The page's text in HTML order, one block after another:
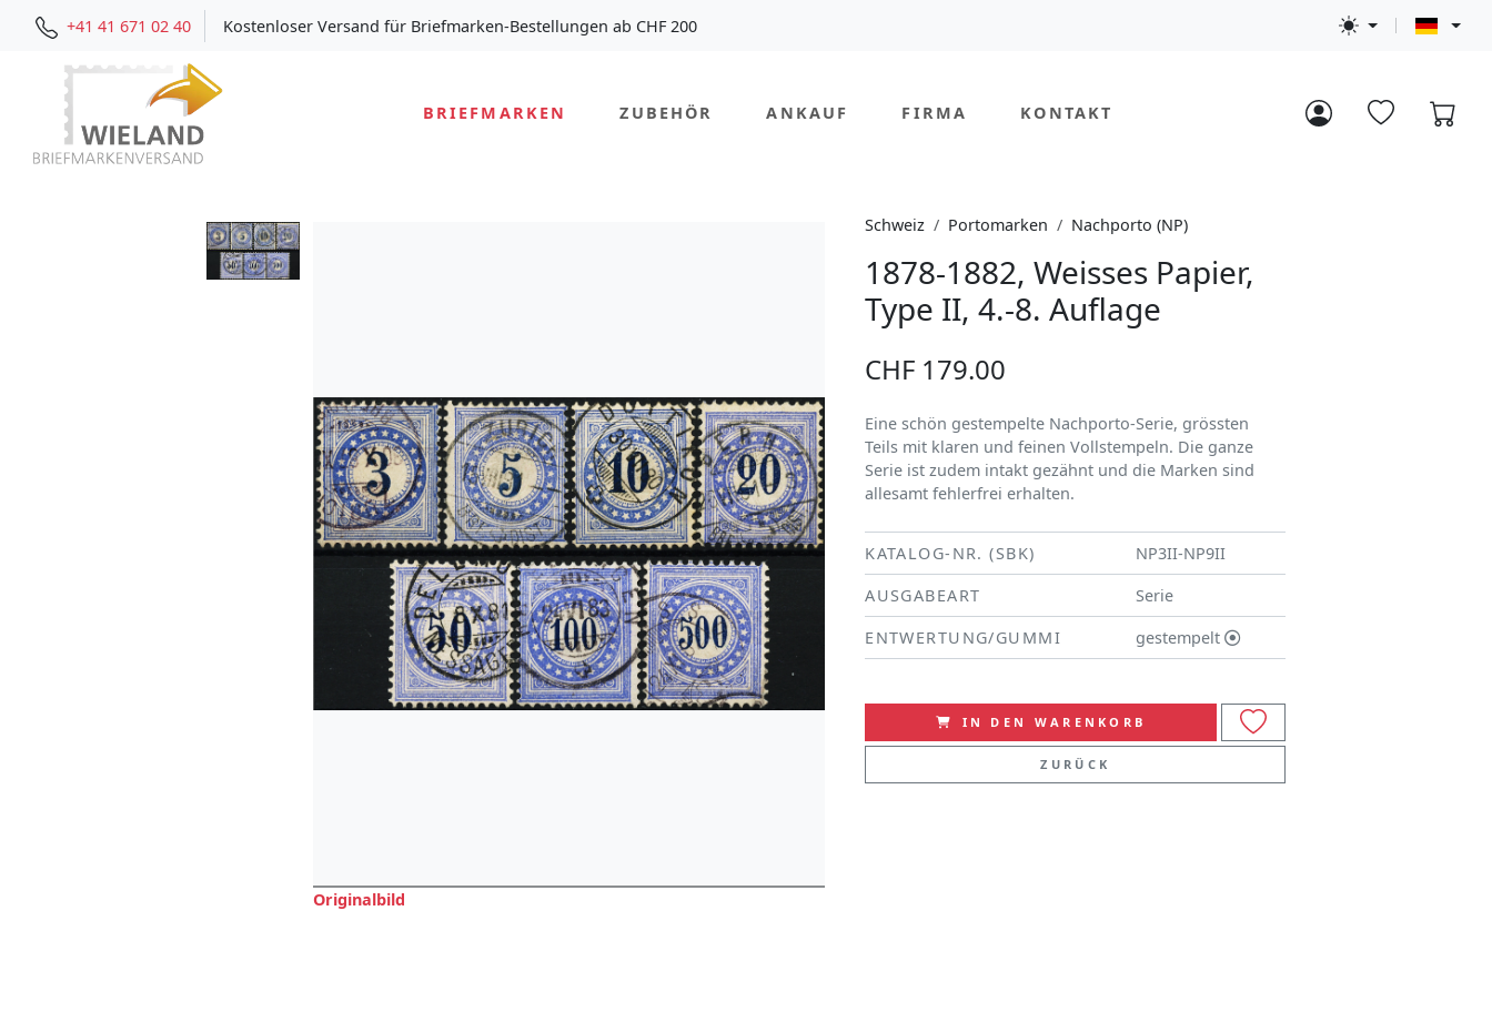
+41 41 671 02 40 Kostenloser Versand für Briefmarken-Bestellungen ab CHF 200
BRIEFMARKEN ZUBEHÖR ANKAUF FIRMA KONTAKT
Originalbild
Schweiz Portomarken Nachporto (NP)
1878-1882, Weisses Papier,
Type II, 4.-8. Auflage
CHF 179.00
Eine schön gestempelte Nachporto-Serie, grössten
Teils mit klaren und feinen Vollstempeln. Die ganze
Serie ist zudem intakt gezähnt und die Marken sind
allesamt fehlerfrei erhalten.
KATALOG-NR. (SBK)
NP3II-NP9II
AUSGABEART
Serie
ENTWERTUNG/GUMMI
gestempelt
IN DEN WARENKORB
ZURÜCK